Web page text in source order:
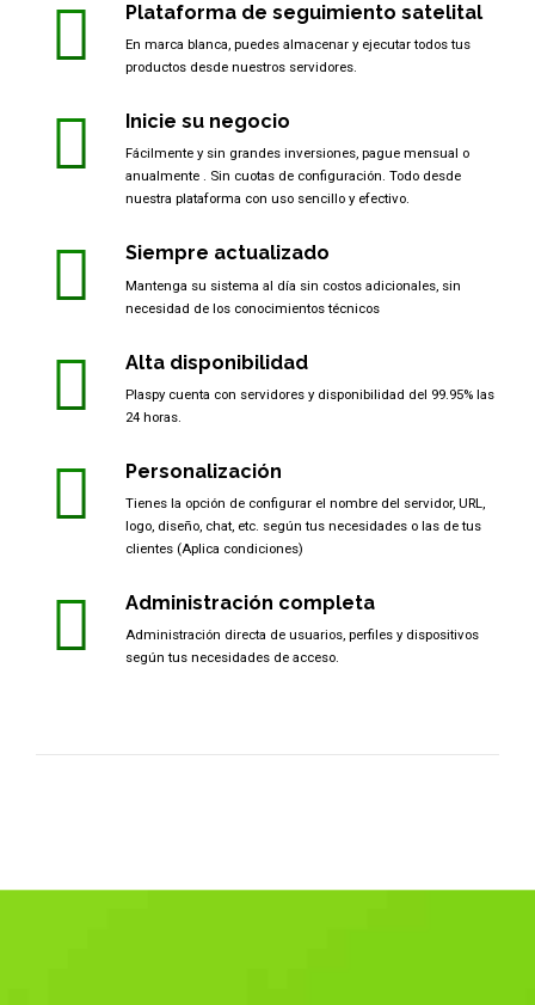
Plataforma de seguimiento satelital
En marca blanca, puedes almacenar y ejecutar todos tus
productos desde nuestros servidores.
Inicie su negocio
Fácilmente y sin grandes inversiones, pague mensual o
anualmente . Sin cuotas de configuración. Todo desde
nuestra plataforma con uso sencillo y efectivo.
Siempre actualizado
Mantenga su sistema al día sin costos adicionales, sin
necesidad de los conocimientos técnicos
Alta disponibilidad
Plaspy cuenta con servidores y disponibilidad del 99.95% las
24 horas.
Personalización
Tienes la opción de configurar el nombre del servidor, URL,
logo, diseño, chat, etc. según tus necesidades o las de tus
clientes (Aplica condiciones)
Administración completa
Administración directa de usuarios, perfiles y dispositivos
según tus necesidades de acceso.